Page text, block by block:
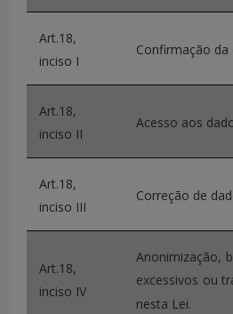
Art.18,
inciso I
Confirmação
Art.18,
inciso II
Acesso aos
Art.18,
inciso III
Correção de
Art.18,
inciso IV
Anonimização,
excessivos ou
nesta Lei.